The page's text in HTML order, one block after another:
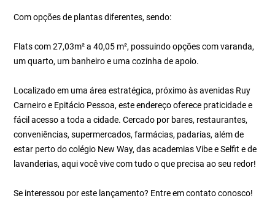
Com opções de plantas diferentes, sendo:
Flats com 27,03m² a 40,05 m², possuindo opções com varanda,
um quarto, um banheiro e uma cozinha de apoio.
Localizado em uma área estratégica, próximo às avenidas Ruy
Carneiro e Epitácio Pessoa, este endereço oferece praticidade e
fácil acesso a toda a cidade. Cercado por bares, restaurantes,
conveniências, supermercados, farmácias, padarias, além de
estar perto do colégio New Way, das academias Vibe e Selfit e de
lavanderias, aqui você vive com tudo o que precisa ao seu redor!
Se interessou por este lançamento? Entre em contato conosco!